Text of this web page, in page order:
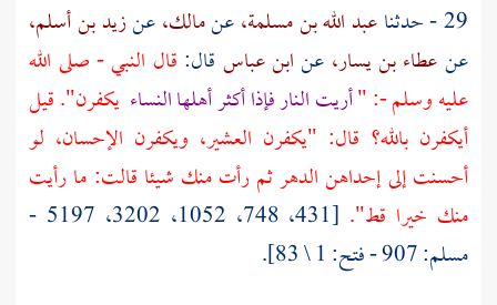
29 - حدثنا
عبد الله بن مسلمة،عنمالك،عنزيد بن أسلم،
عنعطاء بن يسار، عنابن عباس قال: قال النبي - صلى الله
عليه وسلم -: "أريت النار فإذا أكثر أهلها النساء يكفرن". قيل
أيكفرن بالله؟ قال: "يكفرن العشير، ويكفرن الإحسان، لو
أحسنت إلى إحداهن الدهر ثم رأت منك شيئا قالت: ما رأيت
منك خيرا قط".
[431، 748، 1052، 3202، 5197 -
مسلم: 907 - فتح: 1 \ 83].